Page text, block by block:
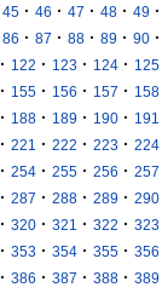
45 · 46 · 47 · 48 · 49 ·
86 · 87 · 88 · 89 · 90 ·
· 122 · 123 · 124 · 125
· 155 · 156 · 157 · 158
· 188 · 189 · 190 · 191
· 221 · 222 · 223 · 224
· 254 · 255 · 256 · 257
· 287 · 288 · 289 · 290
· 320 · 321 · 322 · 323
· 353 · 354 · 355 · 356
· 386 · 387 · 388 · 389